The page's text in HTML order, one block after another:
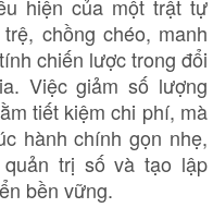
hiện của một trật tự
chồng chéo, manh
chiến lược trong đổi
Việc giảm số lượng
tiết kiệm chi phí, mà
hành chính gọn nhẹ,
trị số và tạo lập
bền vững.